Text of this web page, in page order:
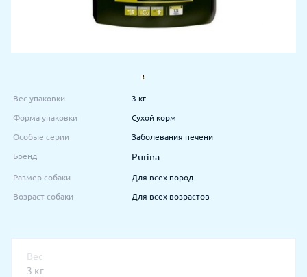
Вес упаковки 3 кг
Форма упаковки Сухой корм
Особые серии Заболевания печени
Бренд Purina
Размер собаки Для всех пород
Возраст собаки Для всех возрастов
Вес
3 кг